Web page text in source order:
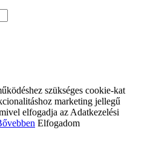
szükséges cookie-kat
marketing jellegű
elfogadja az Adatkezelési
Elfogadom